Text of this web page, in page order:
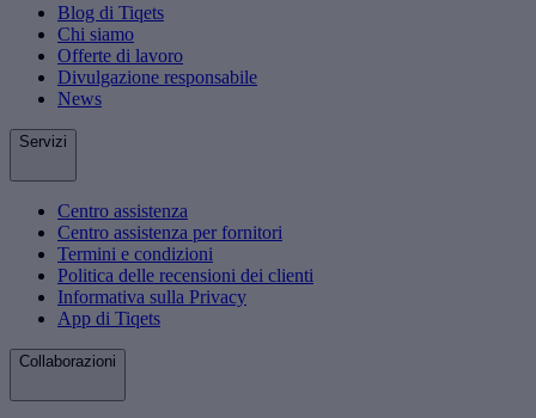
Blog di Tiqets
Chi siamo
Offerte di lavoro
Divulgazione responsabile
News
Servizi
Centro assistenza
Centro assistenza per fornitori
Termini e condizioni
Politica delle recensioni dei clienti
Informativa sulla Privacy
App di Tiqets
Collaborazioni